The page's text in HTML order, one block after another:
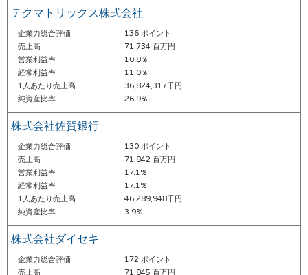
テクマトリックス株式会社
企業力総合評価
136 ポイント
売上高
71,734 百万円
営業利益率
10.8%
経常利益率
11.0%
1人あたり売上高
36,824,317千円
純資産比率
26.9%
株式会社佐賀銀行
企業力総合評価
130 ポイント
売上高
71,842 百万円
営業利益率
17.1%
経常利益率
17.1%
1人あたり売上高
46,289,948千円
純資産比率
3.9%
株式会社ダイセキ
企業力総合評価
172 ポイント
売上高
71,845 百万円